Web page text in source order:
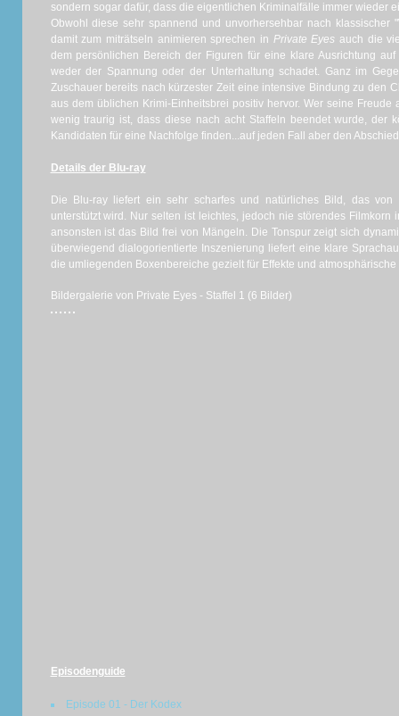
sondern sogar dafür, dass die eigentlichen Kriminalfälle immer wieder
Obwohl diese sehr spannend und unvorhersehbar nach klassischer
damit zum miträtseln animieren sprechen in Private Eyes auch die
dem persönlichen Bereich der Figuren für eine klare Ausrichtung
weder der Spannung oder der Unterhaltung schadet. Ganz im
Zuschauer bereits nach kürzester Zeit eine intensive Bindung zu den
aus dem üblichen Krimi-Einheitsbrei positiv hervor. Wer seine Freude
wenig traurig ist, dass diese nach acht Staffeln beendet wurde, der
Kandidaten für eine Nachfolge finden...auf jeden Fall aber den
Details der Blu-ray
Die Blu-ray liefert ein sehr scharfes und natürliches Bild, das von
unterstützt wird. Nur selten ist leichtes, jedoch nie störendes Filmkorn
ansonsten ist das Bild frei von Mängeln. Die Tonspur zeigt sich
überwiegend dialogorientierte Inszenierung liefert eine klare
die umliegenden Boxenbereiche gezielt für Effekte und
Bildergalerie von Private Eyes - Staffel 1 (6 Bilder)
Episodenguide
Episode 01 - Der Kodex